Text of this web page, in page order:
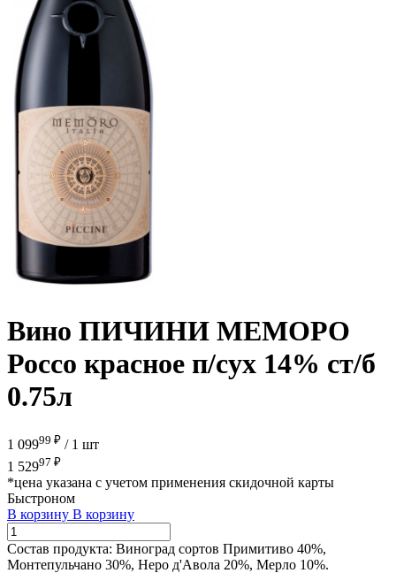
Вино ПИЧИНИ МЕМОРО
Россо красное п/сух 14% ст/б
0.75л
1 09999 ₽ / 1 шт
1 52997 ₽
*цена указана с учетом применения скидочной карты
Быстроном
В корзину В корзину
Состав продукта: Виноград сортов Примитиво 40%,
Монтепульчано 30%, Неро д'Авола 20%, Мерло 10%.